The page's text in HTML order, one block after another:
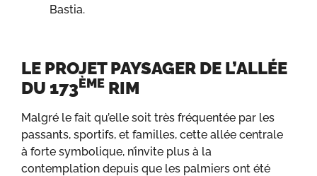
Bastia.
LE PROJET PAYSAGER DE L’ALLÉE
DU 173ÈME RIM
Malgré le fait qu’elle soit très fréquentée par les
passants, sportifs, et familles, cette allée centrale
à forte symbolique, n’invite plus à la
contemplation depuis que les palmiers ont été